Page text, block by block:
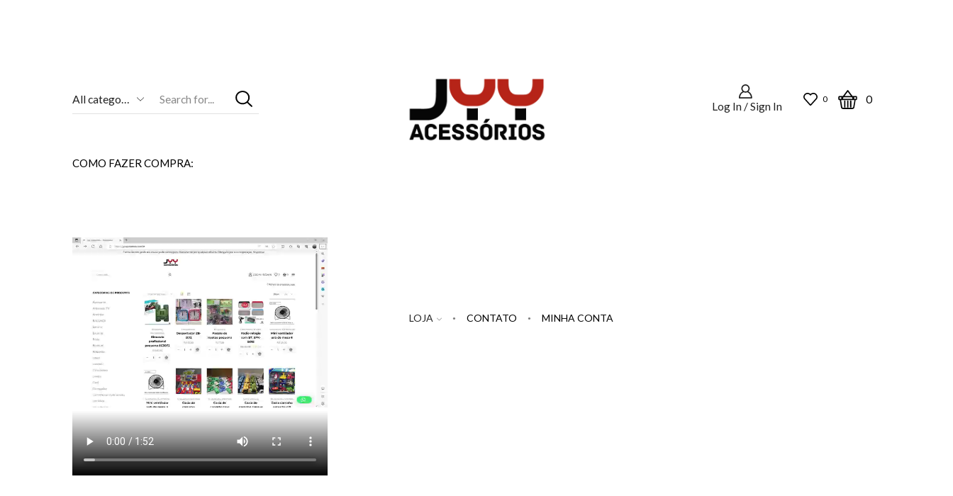
Entrada
Log In / Sign In
0 0
COMO FAZER COMPRA:
LOJA CONTATO MINHA CONTA